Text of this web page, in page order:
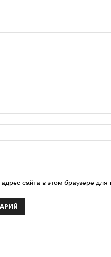
сайта в этом браузере